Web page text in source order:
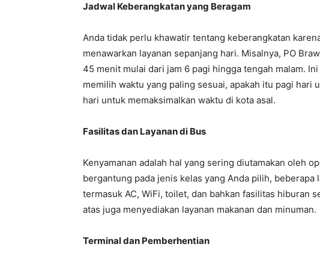
Jadwal Keberangkatan yang Beragam
Anda tidak perlu khawatir tentang keberangkatan
menawarkan layanan sepanjang hari. Misalnya, PO
45 menit mulai dari jam 6 pagi hingga tengah malam.
memilih waktu yang paling sesuai, apakah itu pagi hari
hari untuk memaksimalkan waktu di kota asal.
Fasilitas dan Layanan di Bus
Kenyamanan adalah hal yang sering diutamakan oleh
bergantung pada jenis kelas yang Anda pilih, beberapa
termasuk AC, WiFi, toilet, dan bahkan fasilitas hiburan
atas juga menyediakan layanan makanan dan minuman.
Terminal dan Pemberhentian